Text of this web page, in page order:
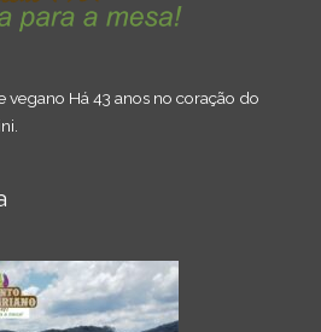
vegano Há 43 anos no coração do